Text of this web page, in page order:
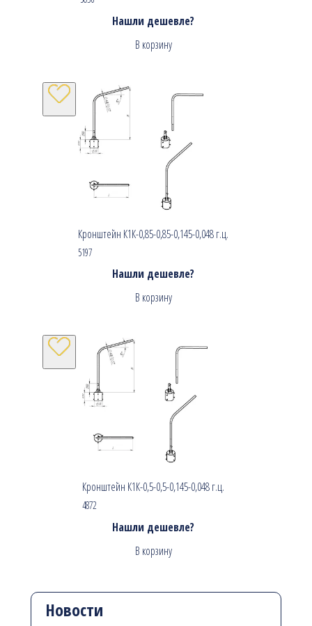
Нашли дешевле?
В корзину
Кронштейн К1К-0,85-0,85-0,145-0,048 г.ц.
5197
Нашли дешевле?
В корзину
Кронштейн К1К-0,5-0,5-0,145-0,048 г.ц.
4872
Нашли дешевле?
В корзину
Новости